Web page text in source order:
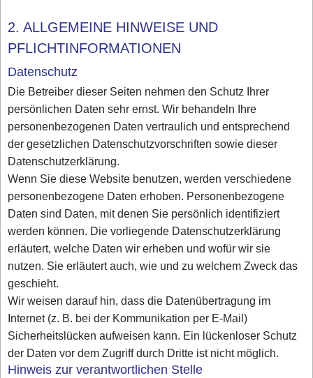
2. ALLGEMEINE HINWEISE UND
PFLICHTINFORMATIONEN
Datenschutz
Die Betreiber dieser Seiten nehmen den Schutz Ihrer
persönlichen Daten sehr ernst. Wir behandeln Ihre
personenbezogenen Daten vertraulich und entsprechend
der gesetzlichen Datenschutzvorschriften sowie dieser
Datenschutzerklärung.
Wenn Sie diese Website benutzen, werden verschiedene
personenbezogene Daten erhoben. Personenbezogene
Daten sind Daten, mit denen Sie persönlich identifiziert
werden können. Die vorliegende Datenschutzerklärung
erläutert, welche Daten wir erheben und wofür wir sie
nutzen. Sie erläutert auch, wie und zu welchem Zweck das
geschieht.
Wir weisen darauf hin, dass die Datenübertragung im
Internet (z. B. bei der Kommunikation per E-Mail)
Sicherheitslücken aufweisen kann. Ein lückenloser Schutz
der Daten vor dem Zugriff durch Dritte ist nicht möglich.
Hinweis zur verantwortlichen Stelle